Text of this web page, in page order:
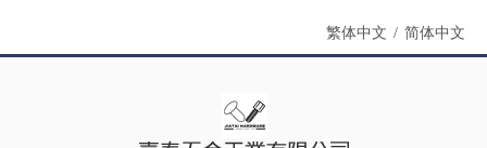
繁体中文 / 简体中文